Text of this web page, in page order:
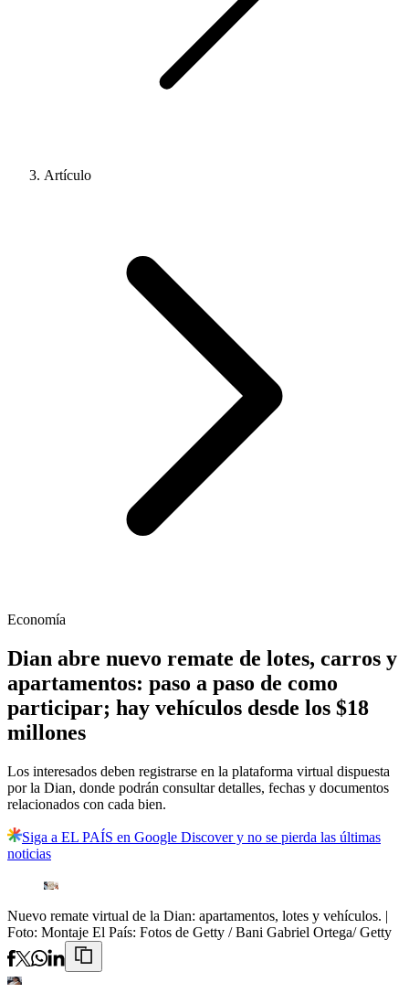
Artículo
Economía
Dian abre nuevo remate de lotes, carros y
apartamentos: paso a paso de como
participar; hay vehículos desde los $18
millones
Los interesados deben registrarse en la plataforma virtual dispuesta
por la Dian, donde podrán consultar detalles, fechas y documentos
relacionados con cada bien.
Siga a EL PAÍS en Google Discover y no se pierda las últimas
noticias
Nuevo remate virtual de la Dian: apartamentos, lotes y vehículos. |
Foto: Montaje El País: Fotos de Getty / Bani Gabriel Ortega/ Getty